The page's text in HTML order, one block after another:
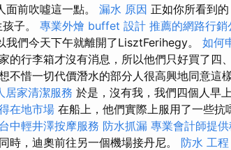
前吹噓這一點。 漏水 原因 正如你所看到
子。 專業外燴 buffet 設計 推薦的網路行銷
我們今天下午就離開了LisztFerihegy。 如何
的行李箱才沒有消息，所以他們只好買了四
不惜一切代價潛水的部分人很高興地同意這
居家清潔服務 於是，沒有我，我們四個人早
在地市場 在船上，他們實際上服用了一些抗
台中輕井澤按摩服務 防水抓漏 專業會計師提
時，迪奧前往另一個機場接丹尼。 防水 工程